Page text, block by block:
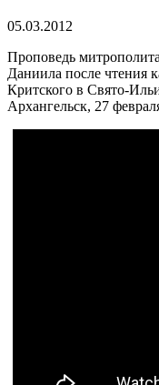
05.03.2012
Проповедь
Даниила после чтения
Критского в Свято-
Архангельск, 27